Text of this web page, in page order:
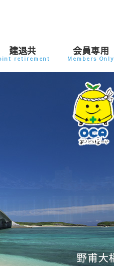
建退共
retirement
会員専用
Members Only